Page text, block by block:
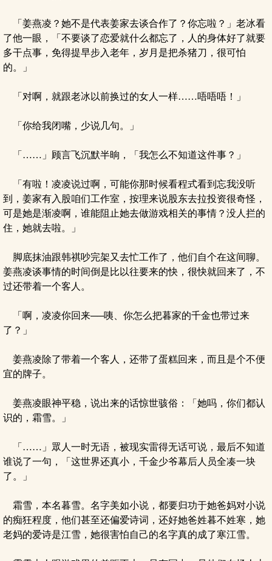
「姜燕凌？她不是代表姜家去谈合作了？你忘啦？」老冰看
了他一眼，「不要谈了恋爱就什么都忘了，人的身体好了就要
多干点事，免得提早步入老年，岁月是把杀猪刀，很可怕
的。」
「对啊，就跟老冰以前换过的女人一样……唔唔唔！」
「你给我闭嘴，少说几句。」
「……」顾言飞沉默半晌，「我怎么不知道这件事？」
「有啦！凌凌说过啊，可能你那时候看程式看到忘我没听
到，姜家有入股咱们工作室，按理来说股东去拉投资很奇怪，
可是她是渐凌啊，谁能阻止她去做游戏相关的事情？没人拦的
住，她就去啦。」
脚底抹油跟韩祺吵完架又去忙工作了，他们自个在这间聊。
姜燕凌谈事情的时间倒是比以往要来的快，很快就回来了，不
过还带着一个客人。
「啊，凌凌你回来──咦、你怎么把暮家的千金也带过来
了？」
姜燕凌除了带着一个客人，还带了蛋糕回来，而且是个不便
宜的牌子。
姜燕凌眼神平稳，说出来的话惊世骇俗：「她吗，你们都认
识的，霜雪。」
「……」眾人一时无语，被现实雷得无话可说，最后不知道
谁说了一句，「这世界还真小，千金少爷幕后人员全凑一块
了。」
霜雪，本名暮雪。名字美如小说，都要归功于她爸妈对小说
的痴狂程度，他们甚至还偏爱诗词，还好她爸姓暮不姓寒，她
老妈的爱诗是江雪，她很害怕自己的名字真的成了寒江雪。